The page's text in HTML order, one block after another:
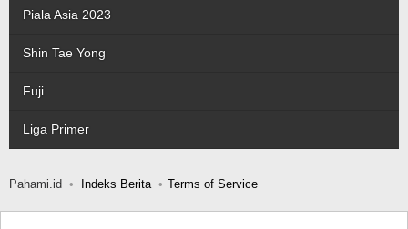
Piala Asia 2023
Shin Tae Yong
Fuji
Liga Primer
Pahami.id Indeks Berita Terms of Service